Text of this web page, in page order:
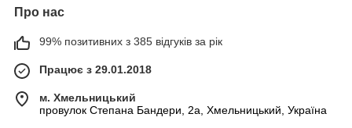
Про нас
99% позитивних з 385 відгуків за рік
Працює з 29.01.2018
м. Хмельницький
провулок Степана Бандери, 2a, Хмельницький, Україна